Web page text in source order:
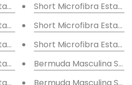
Folha
Listras
Flores
Florais
Short Microfibra
Short Microfibra
Short Microfibra
Bermuda Masculina